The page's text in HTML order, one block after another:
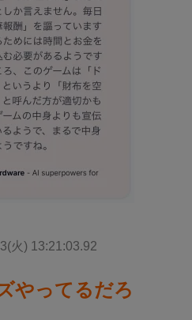
火) 13:21:03.92
やってるだろ